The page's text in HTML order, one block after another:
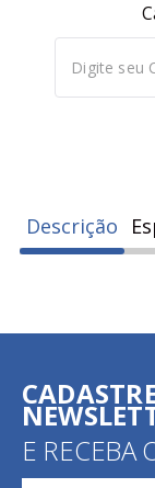
Descrição
E RECEBA